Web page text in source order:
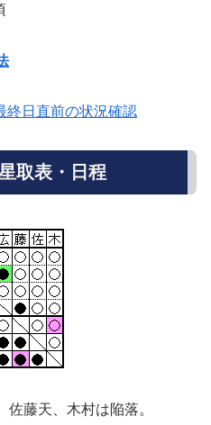
終日直前の状況確認
取表・日程
藤天、木村は陥落。